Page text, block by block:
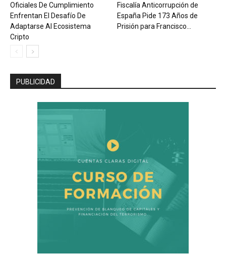
Oficiales De Cumplimiento
Enfrentan El Desafío De
Adaptarse Al Ecosistema
Cripto
Fiscalía Anticorrupción de
España Pide 173 Años de
Prisión para Francisco...
PUBLICIDAD